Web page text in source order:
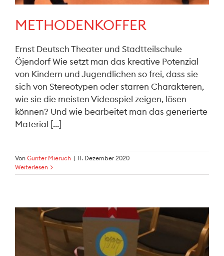
METHODENKOFFER
Ernst Deutsch Theater und Stadtteilschule
Öjendorf Wie setzt man das kreative Potenzial
von Kindern und Jugendlichen so frei, dass sie
sich von Stereotypen oder starren Charakteren,
wie sie die meisten Videospiel zeigen, lösen
können? Und wie bearbeitet man das generierte
Material [...]
Von Gunter Mieruch | 11. Dezember 2020
Weiterlesen